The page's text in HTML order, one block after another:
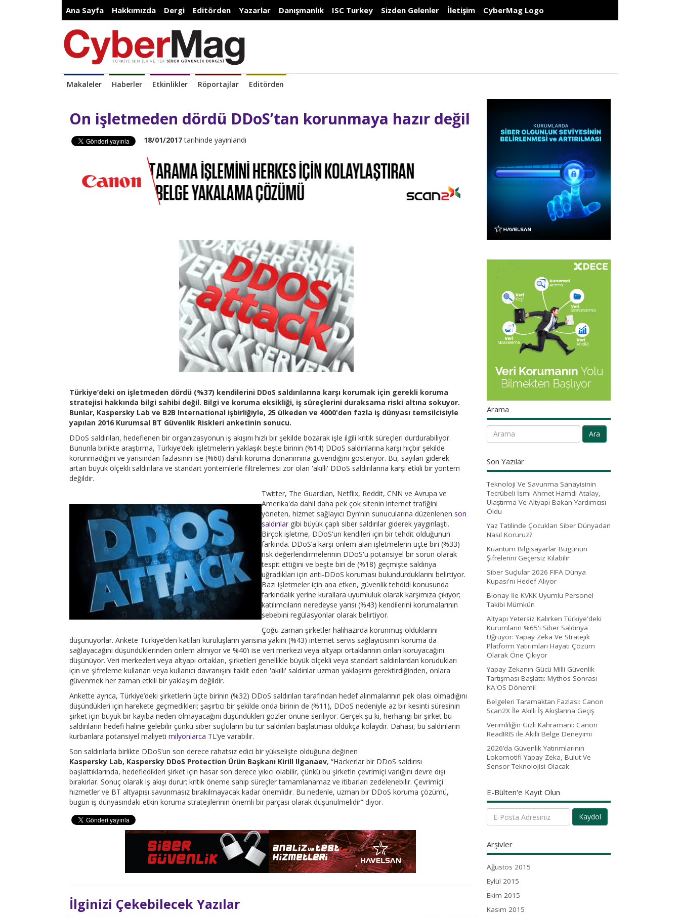
Ana Sayfa Hakkımızda Dergi Editörden Yazarlar Danışmanlık ISC Turkey Sizden Gelenler İletişim CyberMag Logo
Makaleler Haberler Etkinlikler Röportajlar Editörden
On işletmeden dördü DDoS’tan korunmaya hazır değil
18/01/2017tarihinde yayınlandı
Türkiye’deki on işletmeden dördü (%37) kendilerini DDoS saldırılarına karşı korumak için gerekli koruma
stratejisi hakkında bilgi sahibi değil. Bilgi ve koruma eksikliği, iş süreçlerini duraksama riski altına sokuyor.
Bunlar, Kaspersky Lab ve B2B International işbirliğiyle, 25 ülkeden ve 4000'den fazla iş dünyası temsilcisiyle
yapılan 2016 Kurumsal BT Güvenlik Riskleri anketinin sonucu.
DDoS saldırıları, hedeflenen bir organizasyonun iş akışını hızlı bir şekilde bozarak işle ilgili kritik süreçleri durdurabiliyor.
Bununla birlikte araştırma, Türkiye’deki işletmelerin yaklaşık beşte birinin (%14) DDoS saldırılarına karşı hiçbir şekilde
korunmadığını ve yarısından fazlasının ise (%60) dahili koruma donanımına güvendiğini gösteriyor. Bu, sayıları giderek
artan büyük ölçekli saldırılara ve standart yöntemlerle filtrelemesi zor olan 'akıllı' DDoS saldırılarına karşı etkili bir yöntem
değildir.
Twitter, The Guardian, Netflix, Reddit, CNN ve Avrupa ve
Amerika'da dahil daha pek çok sitenin internet trafiğini
yöneten, hizmet sağlayıcı Dyn’nin sunucularına düzenlenen son
saldırılar gibi büyük çaplı siber saldırılar giderek yaygınlaştı.
Birçok işletme, DDoS'un kendileri için bir tehdit olduğunun
farkında. DDoS’a karşı önlem alan işletmelerin üçte biri (%33)
risk değerlendirmelerinin DDoS'u potansiyel bir sorun olarak
tespit ettiğini ve beşte biri de (%18) geçmişte saldırıya
uğradıkları için anti-DDoS koruması bulundurduklarını belirtiyor.
Bazı işletmeler için ana etken, güvenlik tehdidi konusunda
farkındalık yerine kurallara uyumluluk olarak karşımıza çıkıyor;
katılımcıların neredeyse yarısı (%43) kendilerini korumalarının
sebebini regülasyonlar olarak belirtiyor.
Çoğu zaman şirketler halihazırda korunmuş olduklarını
düşünüyorlar. Ankete Türkiye’den katılan kuruluşların yarısına yakını (%43) internet servis sağlayıcısının koruma da
sağlayacağını düşündüklerinden önlem almıyor ve %40’ı ise veri merkezi veya altyapı ortaklarının onları koruyacağını
düşünüyor. Veri merkezleri veya altyapı ortakları, şirketleri genellikle büyük ölçekli veya standart saldırılardan korudukları
için ve şifreleme kullanan veya kullanıcı davranışını taklit eden 'akıllı' saldırılar uzman yaklaşımı gerektirdiğinden, onlara
güvenmek her zaman etkili bir yaklaşım değildir.
Ankette ayrıca, Türkiye’deki şirketlerin üçte birinin (%32) DDoS saldırıları tarafından hedef alınmalarının pek olası olmadığını
düşündükleri için harekete geçmedikleri; şaşırtıcı bir şekilde onda birinin de (%11), DDoS nedeniyle az bir kesinti süresinin
şirket için büyük bir kayıba neden olmayacağını düşündükleri gözler önüne seriliyor. Gerçek şu ki, herhangi bir şirket bu
saldırıların hedefi haline gelebilir çünkü siber suçluların bu tür saldırıları başlatması oldukça kolaydır. Dahası, bu saldırıların
kurbanlara potansiyel maliyeti milyonlarca TL’ye varabilir.
Son saldırılarla birlikte DDoS’un son derece rahatsız edici bir yükselişte olduğuna değinen
Kaspersky Lab, Kaspersky DDoS Protection Ürün Başkanı Kirill Ilganaev, “Hackerlar bir DDoS saldırısı
başlattıklarında, hedefledikleri şirket için hasar son derece yıkıcı olabilir, çünkü bu şirketin çevrimiçi varlığını devre dışı
bırakırlar. Sonuç olarak iş akışı durur; kritik öneme sahip süreçler tamamlanamaz ve itibarları zedelenebilir. Çevrimiçi
hizmetler ve BT altyapısı savunmasız bırakılmayacak kadar önemlidir. Bu nedenle, uzman bir DDoS koruma çözümü,
bugün iş dünyasındaki etkin koruma stratejilerinin önemli bir parçası olarak düşünülmelidir” diyor.
İlginizi Çekebilecek Yazılar
Arama
Ara
Son Yazılar
Teknoloji Ve Savunma Sanayisinin
Tecrübeli İsmi Ahmet Hamdi Atalay,
Ulaştırma Ve Altyapı Bakan Yardımcısı
Oldu
Yaz Tatilinde Çocukları Siber Dünyadan
Nasıl Koruruz?
Kuantum Bilgisayarlar Bugünün
Şifrelerini Geçersiz Kılabilir
Siber Suçlular 2026 FIFA Dünya
Kupası'nı Hedef Alıyor
Bionay İle KVKK Uyumlu Personel
Takibi Mümkün
Altyapı Yetersiz Kalırken Türkiye'deki
Kurumların %65'i Siber Saldırıya
Uğruyor: Yapay Zeka Ve Stratejik
Platform Yatırımları Hayati Çözüm
Olarak Öne Çıkıyor
Yapay Zekanın Gücü Milli Güvenlik
Tartışması Başlattı: Mythos Sonrası
KA'OS Dönemi!
Belgeleri Taramaktan Fazlası: Canon
Scan2X İle Akıllı İş Akışlarına Geçiş
Verimliliğin Gizli Kahramanı: Canon
ReadIRIS ile Akıllı Belge Deneyimi
2026’da Güvenlik Yatırımlarının
Lokomotifi Yapay Zeka, Bulut Ve
Sensor Teknolojisi Olacak
E-Bülten'e Kayıt Olun
Kaydol
Arşivler
Ağustos 2015
Eylül 2015
Ekim 2015
Kasım 2015